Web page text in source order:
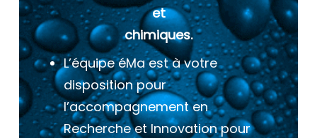
et
chimiques.
L’équipe éMa est à votre
disposition pour
l’accompagnement en
Recherche et Innovation pour